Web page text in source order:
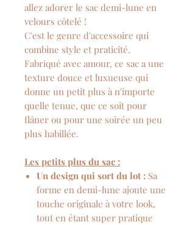
allez adorer le sac demi-lune en
velours côtelé !
C'est le genre d'accessoire qui
combine style et praticité.
Fabriqué avec amour, ce sac a une
texture douce et luxueuse qui
donne un petit plus à n'importe
quelle tenue, que ce soit pour
flâner ou pour une soirée un peu
plus habillée.
Les petits plus du sac :
Un design qui sort du lot : Sa
forme en demi-lune ajoute une
touche originale à votre look,
tout en étant super pratique